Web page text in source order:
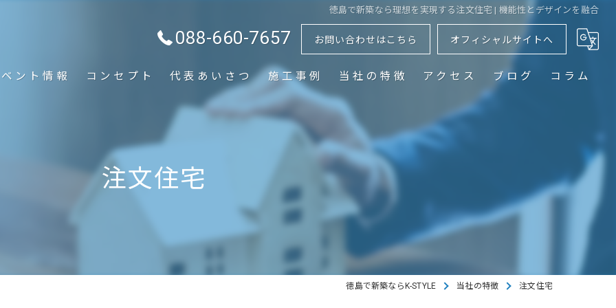
徳島で新築なら理想を実現する注文住宅 | 機能性とデザインを融合
088-660-7657 お問い合わせはこちら オフィシャルサイトへ
ント情報 コンセプト 代表あいさつ 施工事例 当社の特徴
注文住宅
リフォーム
自然素材
家づくり
アクセス ブログ コラム
注文住宅
徳島で新築ならK-STYLE 当社の特徴 注文住宅